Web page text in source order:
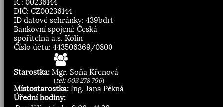
IČ: 00236144
DIČ: CZ00236144
ID datové schránky: 439bdrt
Bankovní spojení: Česká
spořitelna a.s. Kolín
Číslo účtu: 443506369/0800
Starostka: Mgr. Soňa Křenová
(tel: 603 278 796)
Místostarostka: Ing. Jana Pěkná
Úřední hodiny: